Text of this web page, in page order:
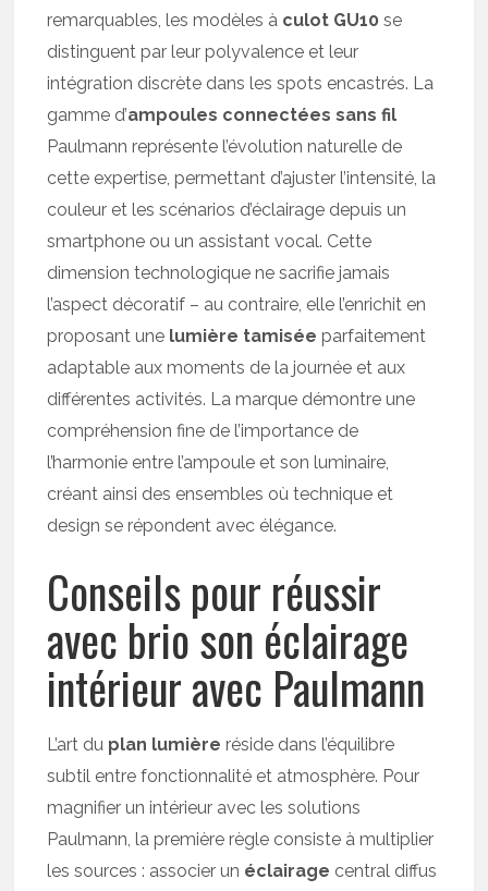
remarquables, les modèles à culot GU10 se
distinguent par leur polyvalence et leur
intégration discrète dans les spots encastrés. La
gamme d’ampoules connectées sans fil
Paulmann représente l’évolution naturelle de
cette expertise, permettant d’ajuster l’intensité, la
couleur et les scénarios d’éclairage depuis un
smartphone ou un assistant vocal. Cette
dimension technologique ne sacrifie jamais
l’aspect décoratif – au contraire, elle l’enrichit en
proposant une lumière tamisée parfaitement
adaptable aux moments de la journée et aux
différentes activités. La marque démontre une
compréhension fine de l’importance de
l’harmonie entre l’ampoule et son luminaire,
créant ainsi des ensembles où technique et
design se répondent avec élégance.
Conseils pour réussir
avec brio son éclairage
intérieur avec Paulmann
L’art du plan lumière réside dans l’équilibre
subtil entre fonctionnalité et atmosphère. Pour
magnifier un intérieur avec les solutions
Paulmann, la première règle consiste à multiplier
les sources : associer un éclairage central diffus